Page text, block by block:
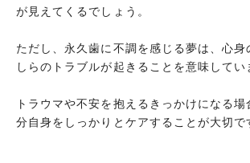
が見えてくるでしょう。
ただし、永久歯に不調を感じる夢は、心
しらのトラブルが起きることを意味してい
トラウマや不安を抱えるきっかけになる場
分自身をしっかりとケアすることが大切で